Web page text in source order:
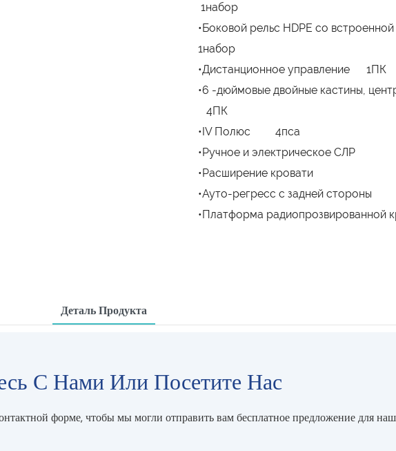
1набор
•Боковой рельс HDPE со
1набор
•Дистанционное управление 1ПК
•6 -дюймовые двойные кастины,
4ПК
•IV Полюс 4пса
•Ручное и электрическое СЛР
•Расширение кровати
•Ауто-регресс с задней стороны
•Платформа радиопрозвированной
Деталь Продукта
С Нами Или Посетите Нас
форме, чтобы мы могли отправить вам бесплатное предложение для